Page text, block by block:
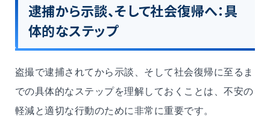
逮捕から示談、そして社会復帰へ：具
体的なステップ
盗撮で逮捕されてから示談、そして社会復帰に至るま
での具体的なステップを理解しておくことは、不安の
軽減と適切な行動のために非常に重要です。